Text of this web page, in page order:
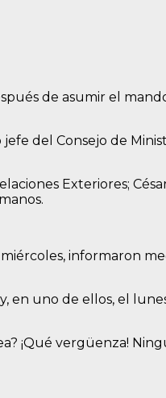
de asumir el
del Consejo de
Exteriores;
informaron
en uno de ellos, el
¡Qué vergüenza!